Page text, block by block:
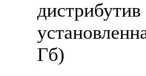
Гб)